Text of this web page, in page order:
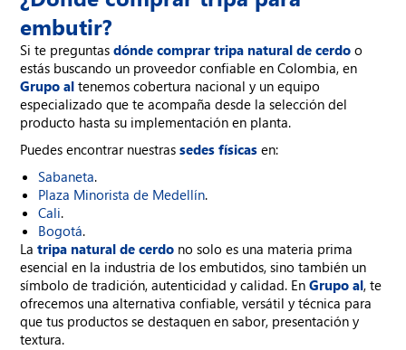
embutir?
Si te preguntasdónde comprar tripa natural de cerdo o
estás buscando un proveedor confiable en Colombia, en
Grupo al tenemos cobertura nacional y un equipo
especializado que te acompaña desde la selección del
producto hasta su implementación en planta.
Puedes encontrar nuestrassedes físicas en:
Sabaneta.
Plaza Minorista de Medellín.
Cali.
Bogotá.
Latripa natural de cerdo no solo es una materia prima
esencial en la industria de los embutidos, sino también un
símbolo de tradición, autenticidad y calidad. EnGrupo al, te
ofrecemos una alternativa confiable, versátil y técnica para
que tus productos se destaquen en sabor, presentación y
textura.